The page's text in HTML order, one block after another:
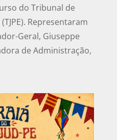
do Tribunal de
Representaram
Geral, Giuseppe
de Administração,